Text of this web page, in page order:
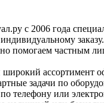
с 2006 года
заказу.
помогаем частным
широкий
задачи по
телефону или